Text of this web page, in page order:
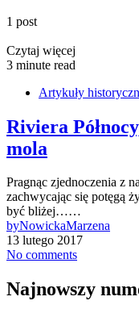
1 post
Czytaj więcej
3 minute read
Artykuły
Riviera
mola
Pragnąc zjednoczenia z
zachwycając się potęgą
być bliżej……
byNowickaMarzena
13 lutego 2017
No comments
Najnowszy